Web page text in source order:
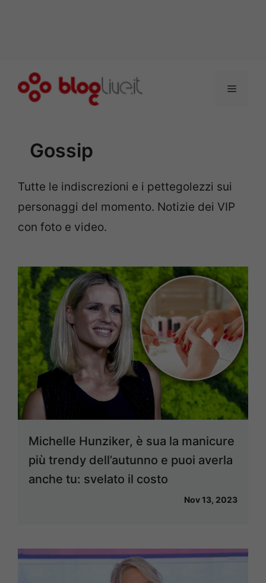
Menu
Gossip
Tutte le indiscrezioni e i pettegolezzi sui
personaggi del momento. Notizie dei VIP
con foto e video.
Michelle Hunziker, è sua la manicure
più trendy dell’autunno e puoi averla
anche tu: svelato il costo
Nov 13, 2023